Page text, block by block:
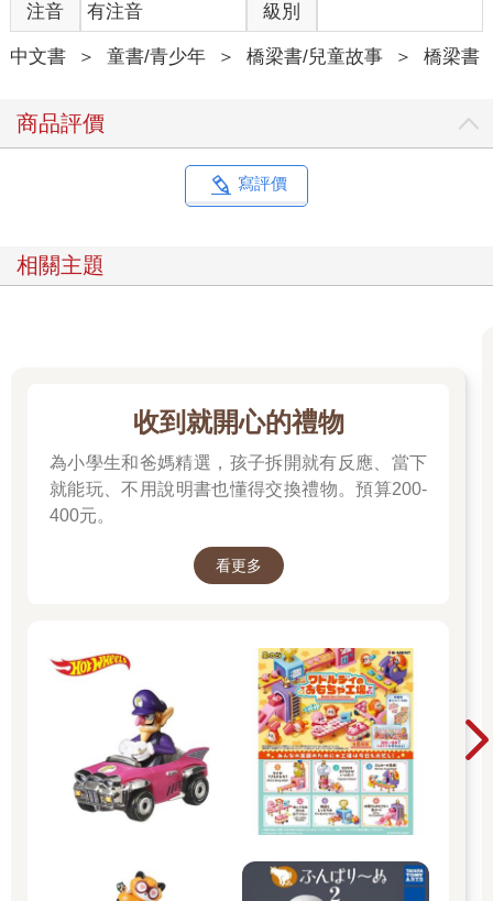
注音 有注音 級別
中文書 ＞ 童書/青少年 ＞ 橋梁書/兒童故事 ＞ 橋梁書
商品評價
寫評價
相關主題
收到就開心的禮物
為小學生和爸媽精選，孩子拆開就有反應、當下
就能玩、不用說明書也懂得交換禮物。預算200-
400元。
看更多